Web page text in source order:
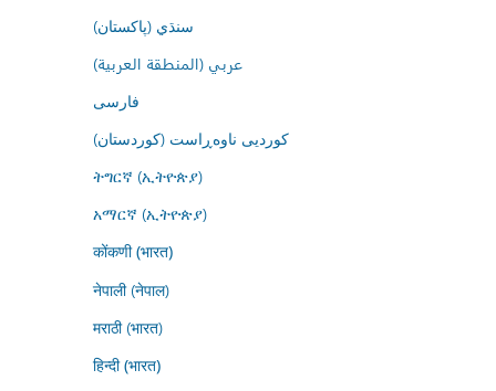
سنڌي (پاکستان)
عربي (المنطقة العربية)
فارسى
کوردیی ناوەڕاست (کوردستان)
ትግርኛ (ኢትዮጵያ)
አማርኛ (ኢትዮጵያ)
कोंकणी (भारत)
नेपाली (नेपाल)
मराठी (भारत)
हिन्दी (भारत)